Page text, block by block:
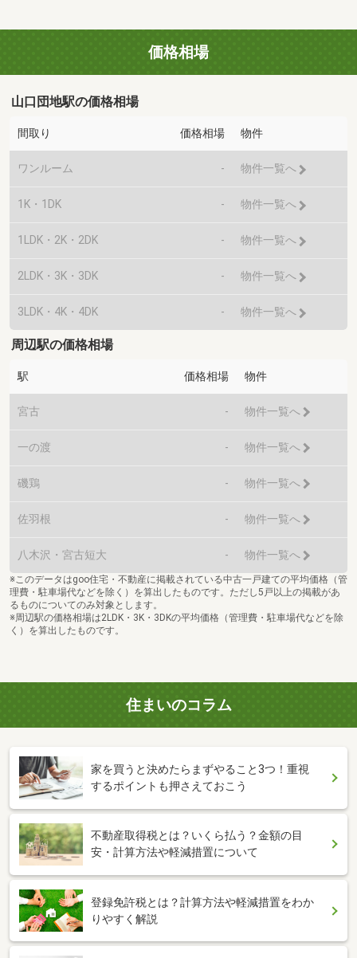
価格相場
山口団地駅の価格相場
間取り 価格相場 物件
ワンルーム - 物件一覧へ
1K・1DK - 物件一覧へ
1LDK・2K・2DK - 物件一覧へ
2LDK・3K・3DK - 物件一覧へ
3LDK・4K・4DK - 物件一覧へ
周辺駅の価格相場
駅 価格相場 物件
宮古 - 物件一覧へ
一の渡 - 物件一覧へ
磯鶏 - 物件一覧へ
佐羽根 - 物件一覧へ
八木沢・宮古短大 - 物件一覧へ
※このデータはgoo住宅・不動産に掲載されている中古一戸建ての平均価格（管
理費・駐車場代などを除く）を算出したものです。ただし5戸以上の掲載があ
るものについてのみ対象とします。
※周辺駅の価格相場は2LDK・3K・3DKの平均価格（管理費・駐車場代などを除
く）を算出したものです。
住まいのコラム
家を買うと決めたらまずやること3つ！重視
するポイントも押さえておこう
不動産取得税とは？いくら払う？金額の目
安・計算方法や軽減措置について
登録免許税とは？計算方法や軽減措置をわか
りやすく解説